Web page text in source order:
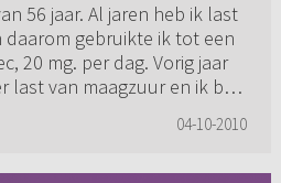
56 jaar. Al jaren heb ik last
daarom gebruikte ik tot een
20 mg. per dag. Vorig jaar
last van maagzuur en ik ben
04-10-2010